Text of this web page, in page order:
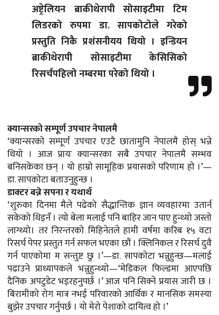
अष्ट्रेलियन ब्राकीथेरापी सोसाइटीमा टिम
लिडरको रुपमा डा. सापकोटोले गरेको
प्रस्तुति निकै प्रशंसनीयय थियो । इन्डियन
ब्राकीथेरापी सोसाइटीमा केसिसिको
रिसर्चपहिलो नम्बरमा परेको थियो ।
क्यान्सरको सम्पूर्ण उपचार नेपालमै
‘क्यान्सरको सम्पूर्ण उपचार एउटै छातामुनि नेपालमै होस् भन्ने
थियो । आज प्रायः क्यान्सरका सबै उपचार नेपालमै सम्भव
बनिसकेका छन् । यो हाम्रो सामूहिक प्रयासको परिणाम हो ।’—
डा. सापकोटा बताउनुहुन्छ ।
डाक्टर बन्ने सपना र यथार्थ
‘शुरुका दिनमा मैले पढेको सैद्धान्तिक ज्ञान व्यवहारमा उतार्न
सकेको थिइनँ । त्यो बेला मलाई पनि बाहिर जान पाए हुन्थ्यो जस्तो
लाग्थ्यो। तर निरन्तरको मिहिनेतले हामी वर्षमा करिब १५ वटा
रिसर्च पेपर प्रस्तुत गर्न सफल भएका छौं । क्लिनिकल र रिसर्च दुवै
गर्न पाएकोमा म सन्तुष्ट छु ।’—डा. सापकोटा भन्नुहुन्छ—मलाई
पढाउने प्राध्यापकले भन्नुहुन्थ्यो—‘मेडिकल फिल्डमा आएपछि
दैनिक अपटुडेट भइरहनुपर्छ ।’ आज पनि सिक्ने प्रयास जारी छ ।
बिरामीको रोग मात्र नभई परिवारको आर्थिक र मानसिक समस्या
बुझेर उपचार गर्नुपर्छ । यो मेरो पेशाको दायित्व हो ।’